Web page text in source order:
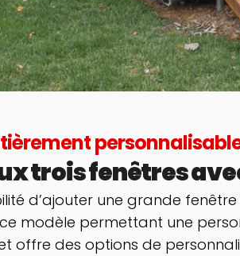
trois fenêtres
d’ajouter une grande
modèle permettant une
des options de